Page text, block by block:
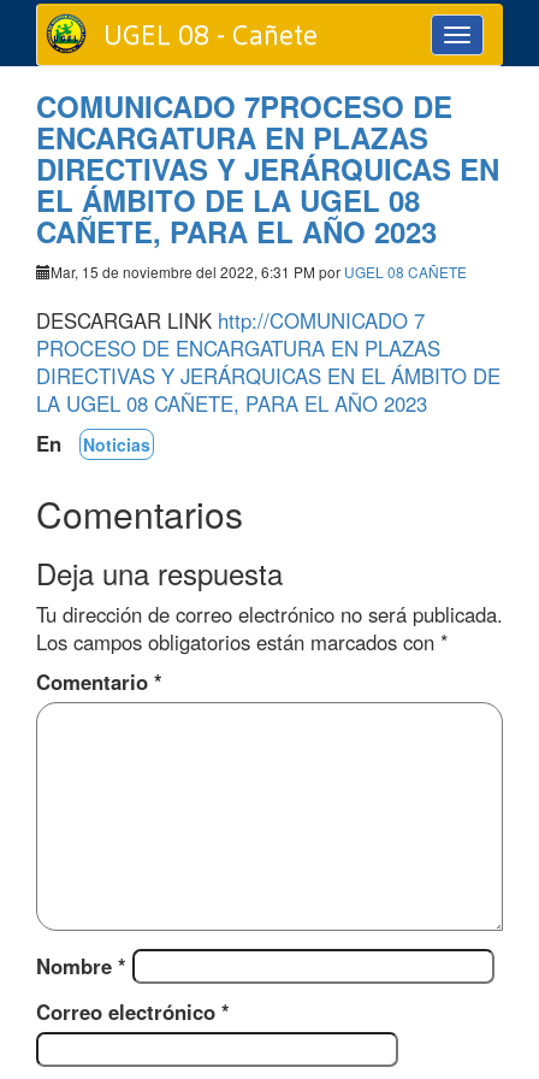
Toggle
navigation
UGEL 08 - Cañete
COMUNICADO 7PROCESO DE
ENCARGATURA EN PLAZAS
DIRECTIVAS Y JERÁRQUICAS EN
EL ÁMBITO DE LA UGEL 08
CAÑETE, PARA EL AÑO 2023
Mar, 15 de noviembre del 2022, 6:31 PM por UGEL 08 CAÑETE
DESCARGAR LINK http://COMUNICADO 7
PROCESO DE ENCARGATURA EN PLAZAS
DIRECTIVAS Y JERÁRQUICAS EN EL ÁMBITO DE
LA UGEL 08 CAÑETE, PARA EL AÑO 2023
En
Noticias
Comentarios
Deja una respuesta
Tu dirección de correo electrónico no será publicada.
Los campos obligatorios están marcados con *
Comentario *
Nombre *
Correo electrónico *